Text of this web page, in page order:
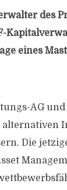
des
eines
AG und
Die